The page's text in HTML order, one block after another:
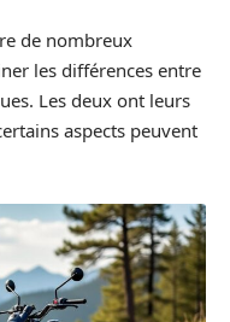
de nombreux
les différences entre
Les deux ont leurs
aspects peuvent